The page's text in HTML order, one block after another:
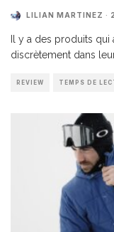
LILIAN MARTINEZ ·
Il y a des produits
discrètement dans
REVIEW TEMPS DE